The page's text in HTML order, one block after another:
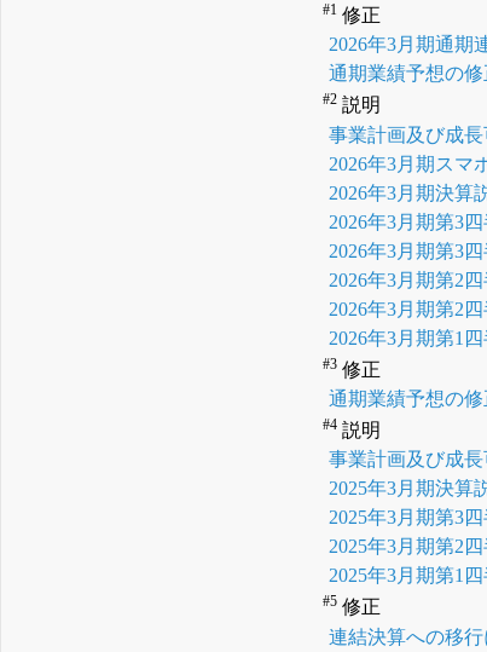
#1 修正
2026年3月期通期
通期業績予想の
#2 説明
事業計画及び成
2026年3月期スマ
2026年3月期決算
2026年3月期第3
2026年3月期第3
2026年3月期第2
2026年3月期第2
2026年3月期第1
#3 修正
通期業績予想の
#4 説明
事業計画及び成
2025年3月期決算
2025年3月期第3
2025年3月期第2
2025年3月期第1
#5 修正
連結決算への移